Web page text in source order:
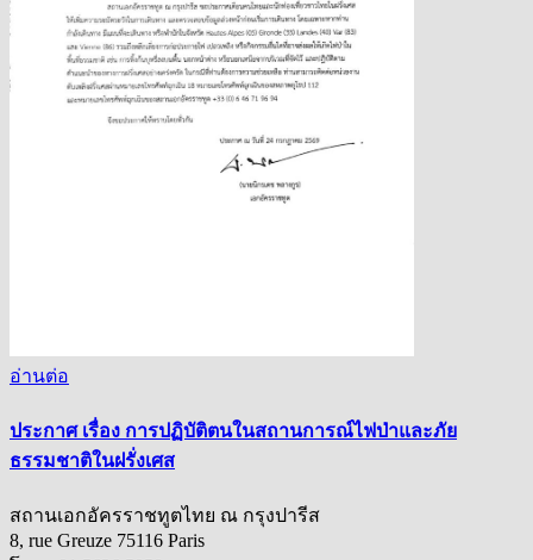
อ่านต่อ
ประกาศ เรื่อง การปฏิบัติตนในสถานการณ์ไฟป่าและภัย
ธรรมชาติในฝรั่งเศส
สถานเอกอัครราชทูตไทย ณ กรุงปารีส
8, rue Greuze 75116 Paris